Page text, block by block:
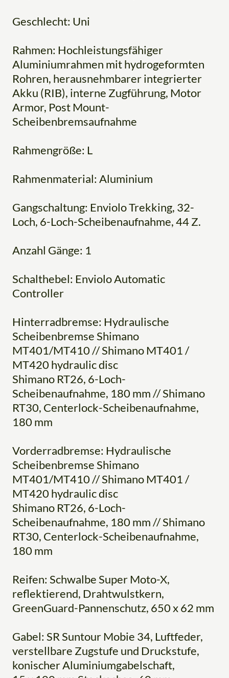
Geschlecht: Uni
Rahmen: Hochleistungsfähiger
Aluminiumrahmen mit hydrogeformten
Rohren, herausnehmbarer integrierter
Akku (RIB), interne Zugführung, Motor
Armor, Post Mount-
Scheibenbremsaufnahme
Rahmengröße: L
Rahmenmaterial: Aluminium
Gangschaltung: Enviolo Trekking, 32-
Loch, 6-Loch-Scheibenaufnahme, 44 Z.
Anzahl Gänge: 1
Schalthebel: Enviolo Automatic
Controller
Hinterradbremse: Hydraulische
Scheibenbremse Shimano
MT401/MT410 // Shimano MT401 /
MT420 hydraulic disc
Shimano RT26, 6-Loch-
Scheibenaufnahme, 180 mm // Shimano
RT30, Centerlock-Scheibenaufnahme,
180 mm
Vorderradbremse: Hydraulische
Scheibenbremse Shimano
MT401/MT410 // Shimano MT401 /
MT420 hydraulic disc
Shimano RT26, 6-Loch-
Scheibenaufnahme, 180 mm // Shimano
RT30, Centerlock-Scheibenaufnahme,
180 mm
Reifen: Schwalbe Super Moto-X,
reflektierend, Drahtwulstkern,
GreenGuard-Pannenschutz, 650 x 62 mm
Gabel: SR Suntour Mobie 34, Luftfeder,
verstellbare Zugstufe und Druckstufe,
konischer Aluminiumgabelschaft,